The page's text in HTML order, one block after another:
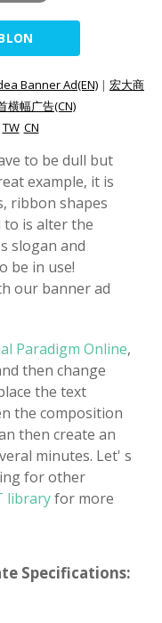
Banner Ad(EN) | 宏大商
横幅广告(CN)
TW CN
to be dull but
example, it is
ribbon shapes
to is alter the
slogan and
be in use!
our banner ad
Paradigm Online,
then change
the text
the composition
then create an
minutes. Let' s
for other
libraryfor more
Specifications: